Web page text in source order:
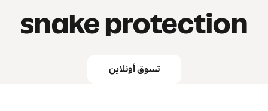
snake protection
تسوق أونلاين